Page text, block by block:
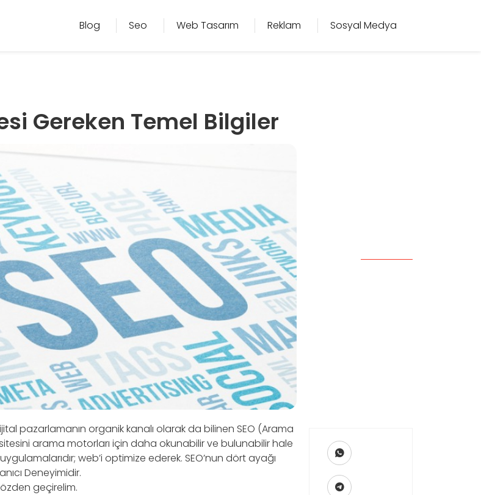
Blog Seo Web Tasarım Reklam Sosyal Medya
Gereken Temel Bilgiler
pazarlamanın organik kanalı olarak da bilinen SEO (Arama
arama motorları için daha okunabilir ve bulunabilir hale
web’i optimize ederek. SEO’nun dört ayağı
Deneyimidir.
geçirelim.